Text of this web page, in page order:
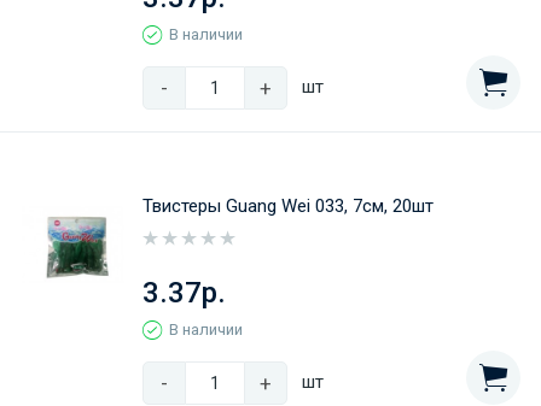
В наличии
- + шт
Твистеры Guang Wei 033, 7см, 20шт
3.37р.
В наличии
- + шт